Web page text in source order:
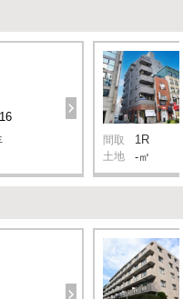
間取 1R
土地 -㎡